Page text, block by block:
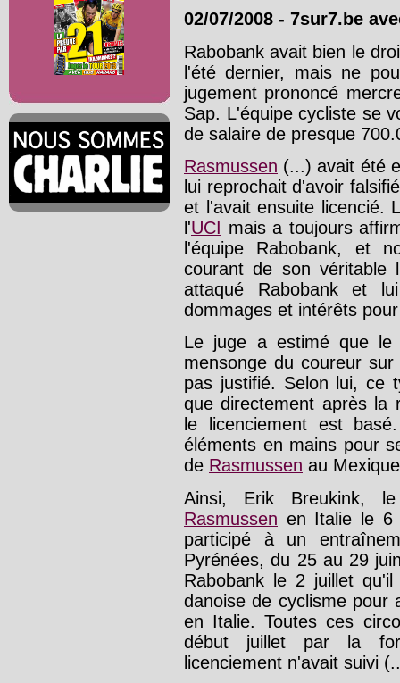
02/07/2008 - 7sur7.be
Rabobank avait bien le
l'été dernier, mais ne
jugement prononcé
Sap. L'équipe cycliste se
de salaire de presque
Rasmussen (...) avait été
lui reprochait d'avoir
et l'avait ensuite licencié.
l'UCI mais a toujours
l'équipe Rabobank, et
courant de son véritable
attaqué Rabobank et
dommages et intérêts
Le juge a estimé que le
mensonge du coureur
pas justifié. Selon lui, ce
que directement après la
le licenciement est
éléments en mains pour
de Rasmussen au
Ainsi, Erik Breukink,
Rasmussen en Italie le 6
participé à un
Pyrénées, du 25 au 29
Rabobank le 2 juillet
danoise de cyclisme pour
en Italie. Toutes ces
début juillet par la
licenciement n'avait suivi